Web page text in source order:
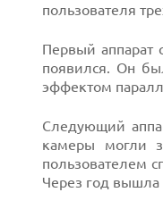
пользователя
Первый аппарат
появился. Он
эффектом
Следующий
камеры могли
пользователем
Через год вышла
Prev